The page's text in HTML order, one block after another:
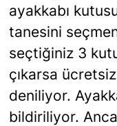
ayakkabı
tanesini
seçtiğiniz 3
çıkarsa
deniliyor.
bildiriliyor.